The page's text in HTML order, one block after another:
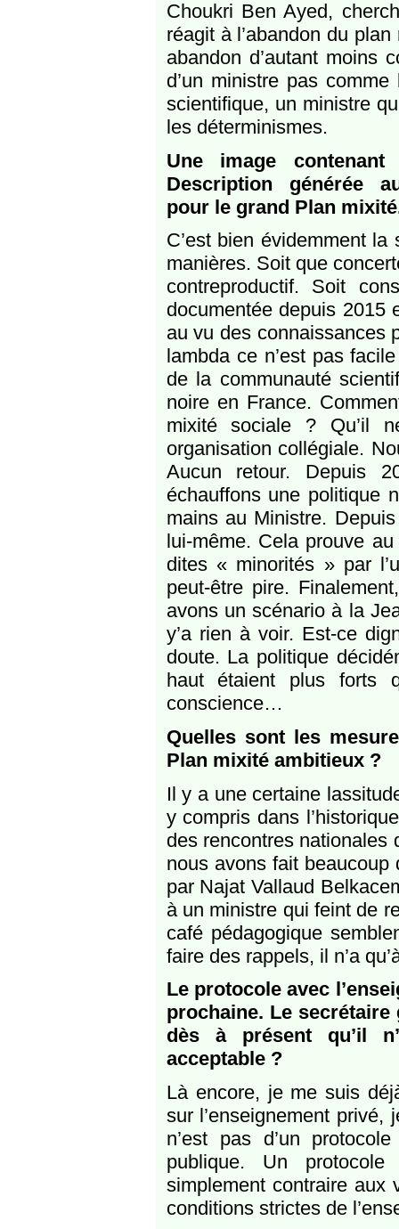
Choukri Ben Ayed,
réagit à l’abandon du
abandon d’autant moins
d’un ministre pas
scientifique, un ministre
les déterminismes.
Une image
Description générée
pour le grand Plan
C’est bien évidemment
manières. Soit que
contreproductif. Soit
documentée depuis 2015
au vu des connaissances
lambda ce n’est pas
de la communauté
noire en France.
mixité sociale ? Qu’il
organisation collégiale.
Aucun retour. Depuis
échauffons une politique
mains au Ministre.
lui-même. Cela prouve
dites « minorités » par
peut-être pire.
avons un scénario à la
y’a rien à voir. Est-ce
doute. La politique
haut étaient plus forts
conscience…
Quelles sont les
Plan mixité ambitieux ?
Il y a une certaine
y compris dans
des rencontres nationales
nous avons fait beaucoup
par Najat Vallaud
à un ministre qui feint de
café pédagogique
faire des rappels, il n’a
Le protocole avec
prochaine. Le secrétaire
dès à présent qu’il
acceptable ?
Là encore, je me suis
sur l’enseignement
n’est pas d’un
publique. Un
simplement contraire aux
conditions strictes de